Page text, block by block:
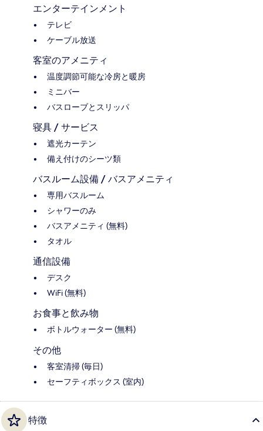
エンターテインメント
テレビ
ケーブル放送
客室のアメニティ
温度調節可能な冷房と暖房
ミニバー
バスローブとスリッパ
寝具 / サービス
遮光カーテン
備え付けのシーツ類
バスルーム設備 / バスアメニティ
専用バスルーム
シャワーのみ
バスアメニティ (無料)
タオル
通信設備
デスク
WiFi (無料)
お食事と飲み物
ボトルウォーター (無料)
その他
客室清掃 (毎日)
セーフティボックス (室内)
特徴